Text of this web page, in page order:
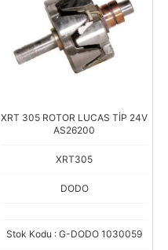
XRT 305 ROTOR LUCAS TİP 24V
AS26200
XRT305
DODO
Stok Kodu : G-DODO 1030059